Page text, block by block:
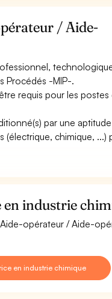
/ Aide-
Procédés -MIP-.
requis pour les postes
par une
(électrique, chimique, ...)
industrie
opérateur / Aide-
en industrie chimique